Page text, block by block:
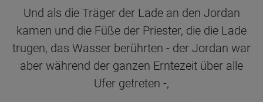
Und als die Träger der Lade an den Jordan
kamen und die Füße der Priester, die die Lade
trugen, das Wasser berührten - der Jordan war
aber während der ganzen Erntezeit über alle
Ufer getreten -,